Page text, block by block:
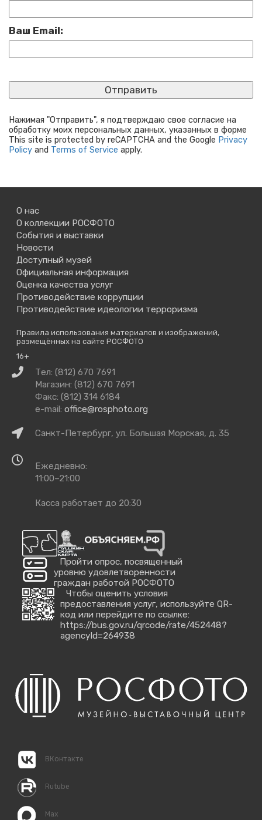
Ваш Email:
Нажимая "Отправить", я подтверждаю свое согласие на
обработку моих персональных данных, указанных в форме
This site is protected by reCAPTCHA and the Google Privacy
Policy and Terms of Service apply.
О нас
О коллекции РОСФОТО
События и выставки
Новости
Доступный музей
Официальная информация
Оценка качества услуг
Противодействие коррупции
Противодействие идеологии терроризма
Правила использования материалов и изображений,
размещённых на сайте РОСФОТО
16+
Связаться
нами
Тел: (812) 670 7691
Магазин: (812) 670 7691
Факс: (812) 314 6184
e-mail: office@rosphoto.org
КакСанкт-Петербург, ул. Большая Морская, д. 35
работы
Ежедневно:
11:00–21:00
Касса работает до 20:30
Пройти опрос, посвященный
уровню удовлетворенности
граждан работой РОСФОТО
Чтобы оценить условия
предоставления услуг, используйте QR-
код или перейдите по ссылке:
https://bus.gov.ru/qrcode/rate/452448?
agencyId=264938
ВКонтакте
Rutube
Max